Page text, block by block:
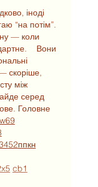
іноді
“на потім”.
— коли
Вони
скоріше,
між
серед
Головне
w69
52ппкн
cb1